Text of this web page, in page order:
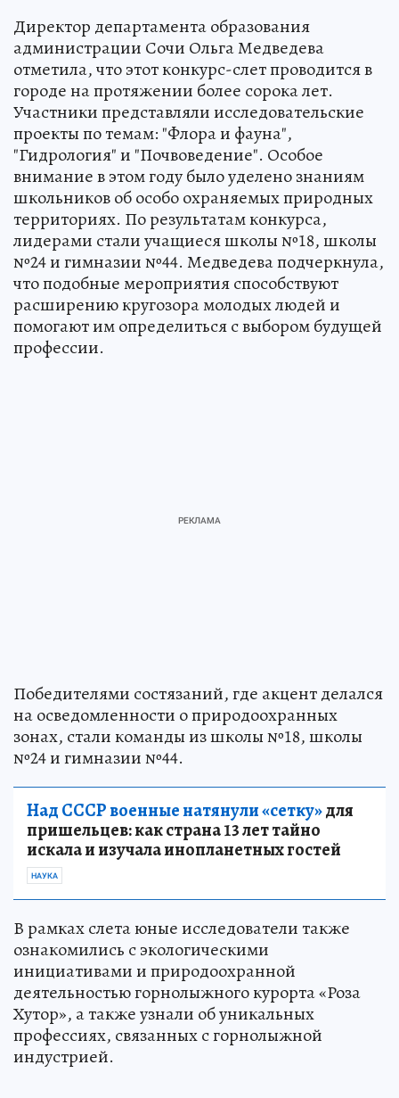
Директор департамента образования
администрации Сочи Ольга Медведева
отметила, что этот конкурс-слет проводится в
городе на протяжении более сорока лет.
Участники представляли исследовательские
проекты по темам: "Флора и фауна",
"Гидрология" и "Почвоведение". Особое
внимание в этом году было уделено знаниям
школьников об особо охраняемых природных
территориях. По результатам конкурса,
лидерами стали учащиеся школы №18, школы
№24 и гимназии №44. Медведева подчеркнула,
что подобные мероприятия способствуют
расширению кругозора молодых людей и
помогают им определиться с выбором будущей
профессии.
Победителями состязаний, где акцент делался
на осведомленности о природоохранных
зонах, стали команды из школы №18, школы
№24 и гимназии №44.
Над СССР военные натянули «сетку»для
пришельцев: как страна 13 лет тайно
искала и изучала инопланетных гостей
НАУКА
В рамках слета юные исследователи также
ознакомились с экологическими
инициативами и природоохранной
деятельностью горнолыжного курорта «Роза
Хутор», а также узнали об уникальных
профессиях, связанных с горнолыжной
индустрией.